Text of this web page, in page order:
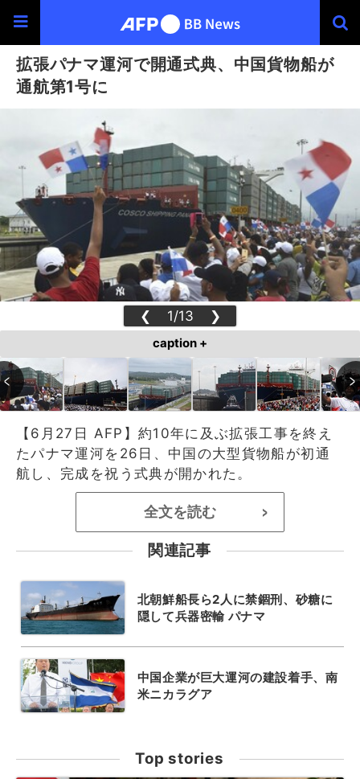
拡張パナマ運河で開通式典、中国貨物船が
通航第1号に
❮ 1/13 ❯
caption +
【6月27日 AFP】約10年に及ぶ拡張工事を終え
たパナマ運河を26日、中国の大型貨物船が初通
航し、完成を祝う式典が開かれた。
全文を読む >
関連記事
北朝鮮船長ら2人に禁錮刑、砂糖に
隠して兵器密輸 パナマ
中国企業が巨大運河の建設着手、南
米ニカラグア
Top stories